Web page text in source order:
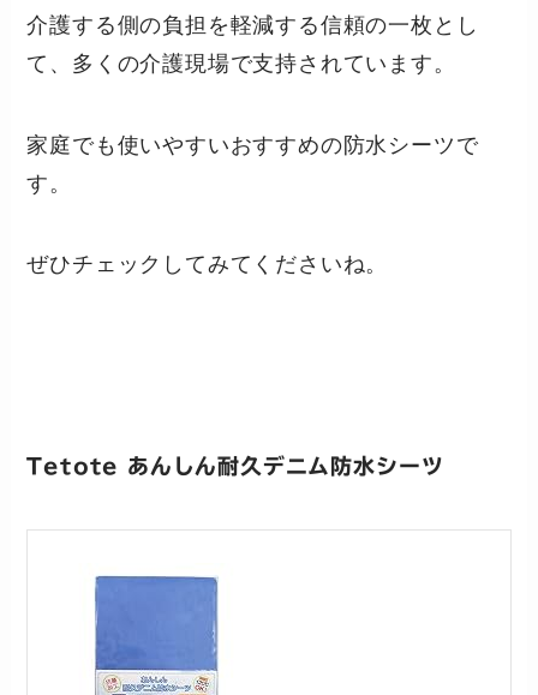
介護する側の負担を軽減する信頼の一枚とし
て、多くの介護現場で支持されています。
家庭でも使いやすいおすすめの防水シーツで
す。
ぜひチェックしてみてくださいね。
Tetote あんしん耐久デニム防水シーツ